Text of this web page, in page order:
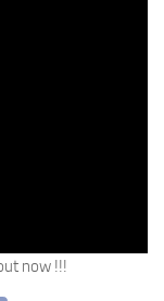
now !!!